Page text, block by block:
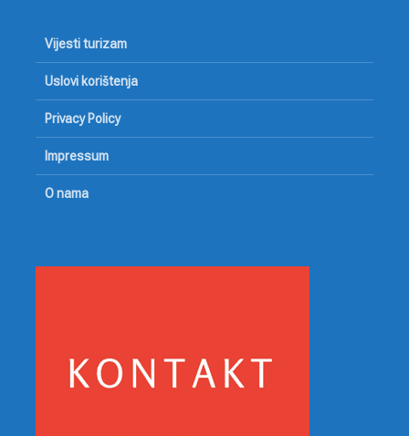
Vijesti turizam
Uslovi korištenja
Privacy Policy
Impressum
O nama